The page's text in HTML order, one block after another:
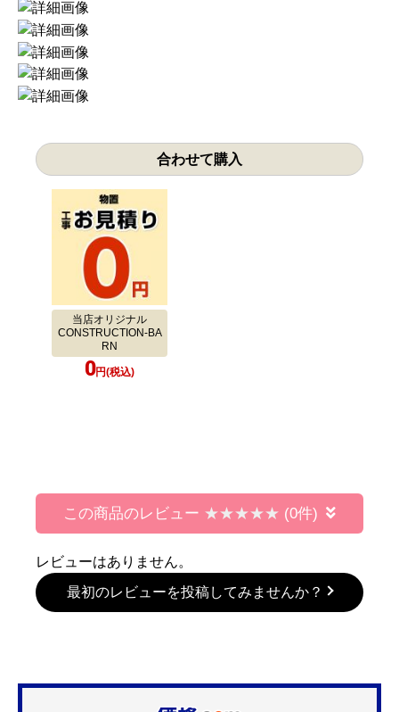
合わせて購入
当店オリジナル
CONSTRUCTION-BA
RN
0円(税込)
この商品のレビュー (0件)
レビューはありません。
最初のレビューを投稿してみませんか？